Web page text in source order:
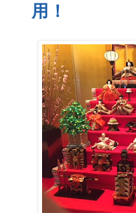
用！